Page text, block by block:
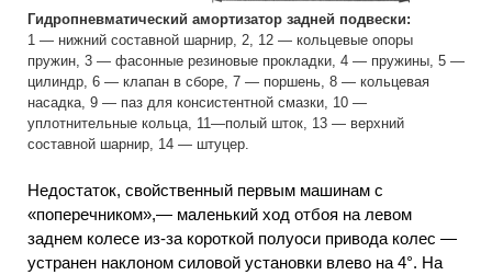
Гидропневматический амортизатор задней подвески:
1 — нижний составной шарнир, 2, 12 — кольцевые опоры
пружин, 3 — фасонные резиновые прокладки, 4 — пружины, 5 —
цилиндр, 6 — клапан в сборе, 7 — поршень, 8 — кольцевая
насадка, 9 — паз для консистентной смазки, 10 —
уплотнительные кольца, 11—полый шток, 13 — верхний
составной шарнир, 14 — штуцер.
Недостаток, свойственный первым машинам с
«поперечником»,— маленький ход отбоя на левом
заднем колесе из-за короткой полуоси привода колес —
устранен наклоном силовой установки влево на 4°. На